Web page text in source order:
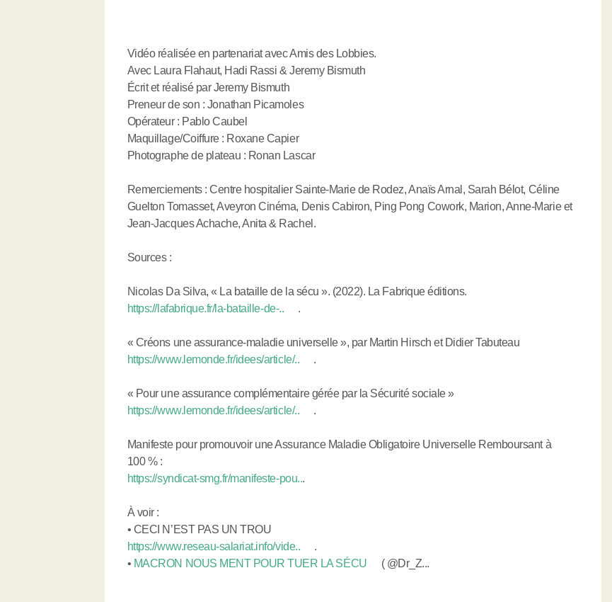
Vidéo réalisée en partenariat avec Amis des Lobbies.
Avec Laura Flahaut, Hadi Rassi & Jeremy Bismuth
Écrit et réalisé par Jeremy Bismuth
Preneur de son : Jonathan Picamoles
Opérateur : Pablo Caubel
Maquillage/Coiffure : Roxane Capier
Photographe de plateau : Ronan Lascar
Remerciements : Centre hospitalier Sainte-Marie de Rodez, Anaïs Arnal, Sarah Bélot, Céline
Guelton Tomasset, Aveyron Cinéma, Denis Cabiron, Ping Pong Cowork, Marion, Anne-Marie et
Jean-Jacques Achache, Anita & Rachel.
Sources :
Nicolas Da Silva, « La bataille de la sécu ». (2022). La Fabrique éditions.
https://lafabrique.fr/la-bataille-de-..
.
« Créons une assurance-maladie universelle », par Martin Hirsch et Didier Tabuteau
https://www.lemonde.fr/idees/article/..
.
« Pour une assurance complémentaire gérée par la Sécurité sociale »
https://www.lemonde.fr/idees/article/..
.
Manifeste pour promouvoir une Assurance Maladie Obligatoire Universelle Remboursant à
100 % :
https://syndicat-smg.fr/manifeste-pou...
À voir :
• CECI N’EST PAS UN TROU
https://www.reseau-salariat.info/vide..
.
• MACRON NOUS MENT POUR TUER LA SÉCU ( @Dr_Z...